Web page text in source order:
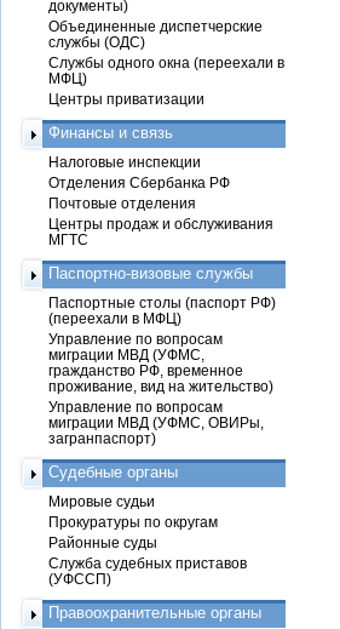
документы)
Объединенные диспетчерские
службы (ОДС)
Службы одного окна (переехали в
МФЦ)
Центры приватизации
Финансы и связь
Налоговые инспекции
Отделения Сбербанка РФ
Почтовые отделения
Центры продаж и обслуживания
МГТС
Паспортно-визовые службы
Паспортные столы (паспорт РФ)
(переехали в МФЦ)
Управление по вопросам
миграции МВД (УФМС,
гражданство РФ, временное
проживание, вид на жительство)
Управление по вопросам
миграции МВД (УФМС, ОВИРы,
загранпаспорт)
Судебные органы
Мировые судьи
Прокуратуры по округам
Районные суды
Служба судебных приставов
(УФССП)
Правоохранительные органы